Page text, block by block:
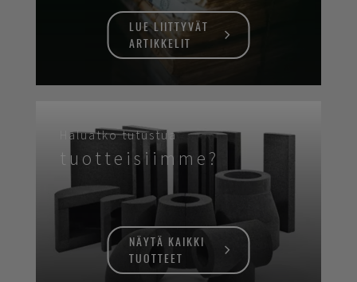
LUE LIITTYVÄT
ARTIKKELIT
Haluatko tutustua
tuotteisiimme?
NÄYTÄ KAIKKI
TUOTTEET